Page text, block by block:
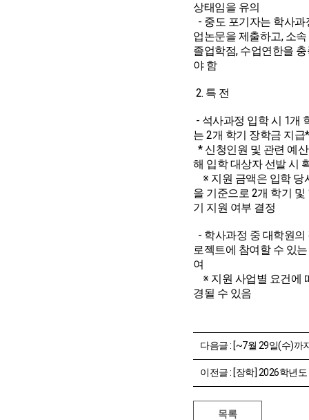
상태임을 유의
- 중도 포기자는 학사과
업논문을 제출하고, 소
졸업학점, 수업연한을
야 함
2. 특 전
- 석사과정 입학 시 1개
는 2개 학기 장학금 지급*
* 신청인원 및 관련 예
해 입학 대상자 선발 시
※ 지원 금액은 입학 당
을 기준으로 2개 학기 및
기 지원 여부 결정
- 학사과정 중 대학원의
로젝트에 참여할 수 있
여
※ 지원 사업별 요건에
경될 수 있음
다음글 : [~7월 29일(수)까지] 성적장학금 반영을 위한 공인
이전글 : [장학] 2026학년도 1학기 TOEIC